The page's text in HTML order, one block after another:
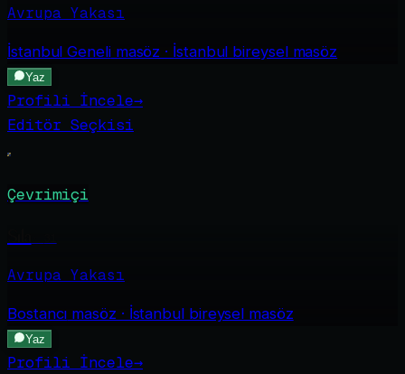
Avrupa Yakası
İstanbul Genelimasöz · İstanbul bireysel masöz
Yaz
Profili İncele→
Editör Seçkisi
Çevrimiçi
Avrupa Yakası
Bostancı masöz · İstanbul bireysel masöz
Yaz
Profili İncele→